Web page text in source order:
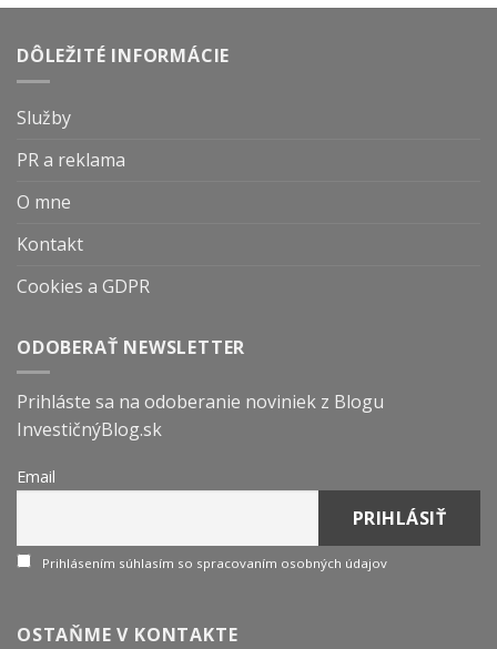
DÔLEŽITÉ INFORMÁCIE
Služby
PR a reklama
O mne
Kontakt
Cookies a GDPR
ODOBERAŤ NEWSLETTER
Prihláste sa na odoberanie noviniek z Blogu
InvestičnýBlog.sk
Email
Prihlásením súhlasím so spracovaním osobných údajov
OSTAŇME V KONTAKTE